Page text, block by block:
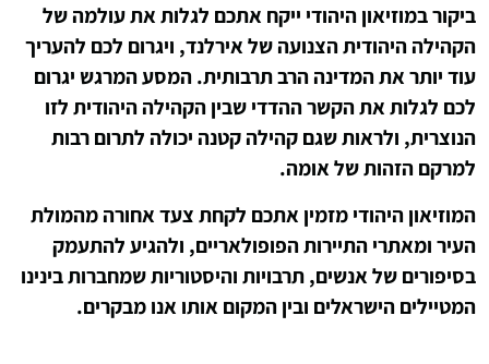
ביקור במוזיאון היהודי ייקח אתכם לגלות את עולמה של
הקהילה היהודית הצנועה של אירלנד, ויגרום לכם להעריך
עוד יותר את המדינה הרב תרבותית. המסע המרגש יגרום
לכם לגלות את הקשר ההדדי שבין הקהילה היהודית לזו
הנוצרית, ולראות שגם קהילה קטנה יכולה לתרום רבות
למרקם הזהות של אומה.
המוזיאון היהודי מזמין אתכם לקחת צעד אחורה מהמולת
העיר ומאתרי התיירות הפופולאריים, ולהגיע להתעמק
בסיפורים של אנשים, תרבויות והיסטוריות שמחברות בינינו
המטיילים הישראלים ובין המקום אותו אנו מבקרים.